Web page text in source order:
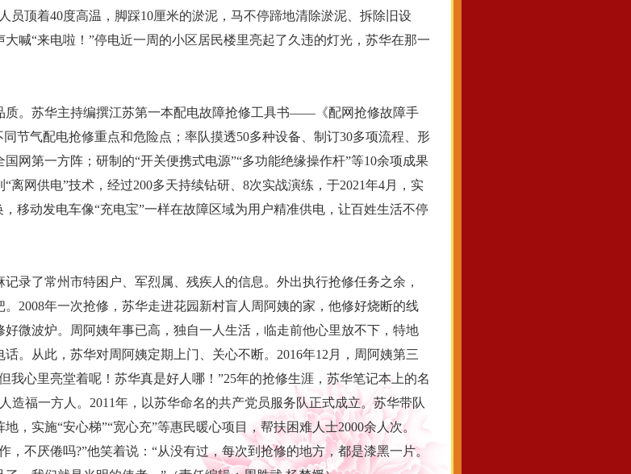
员顶着40度高温，脚踩10厘米的淤泥，马不停蹄地清除淤泥、拆除旧设
喊“来电啦！”停电近一周的小区居民楼里亮起了久违的灯光，苏华在那一
。苏华主持编撰江苏第一本配电故障抢修工具书——《配网抢修故障手
节气配电抢修重点和危险点；率队摸透50多种设备、制订30多项流程、形
网第一方阵；研制的“开关便携式电源”“多功能绝缘操作杆”等10余项成果
离网供电”技术，经过200多天持续钻研、8次实战演练，于2021年4月，实
移动发电车像“充电宝”一样在故障区域为用户精准供电，让百姓生活不停
了常州市特困户、军烈属、残疾人的信息。外出执行抢修任务之余，
2008年一次抢修，苏华走进花园新村盲人周阿姨的家，他修好烧断的线
微波炉。周阿姨年事已高，独自一人生活，临走前他心里放不下，特地
。从此，苏华对周阿姨定期上门、关心不断。2016年12月，周阿姨第三
我心里亮堂着呢！苏华真是好人哪！”25年的抢修生涯，苏华笔记本上的名
造福一方人。2011年，以苏华命名的共产党员服务队正式成立。苏华带队
，实施“安心梯”“宽心充”等惠民暖心项目，帮扶困难人士2000余人次。
，不厌倦吗?”他笑着说：“从没有过，每次到抢修的地方，都是漆黑一片。